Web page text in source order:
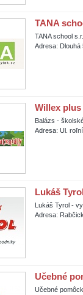
TANA
TANA school
Adresa: Dlouhá
Willex plus
Balázs -
Adresa: Ul.
Lukáš
Lukáš Tyrol -
Adresa:
Učebné
Učebné